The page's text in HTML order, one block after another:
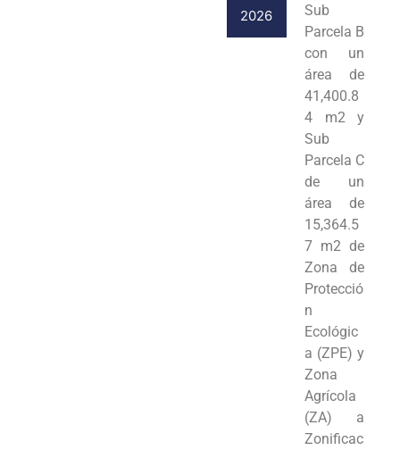
2026
Sub
Parcela B
con un
área de
41,400.8
4 m2 y
Sub
Parcela C
de un
área de
15,364.5
7 m2 de
Zona de
Protecció
n
Ecológic
a (ZPE) y
Zona
Agrícola
(ZA) a
Zonificac